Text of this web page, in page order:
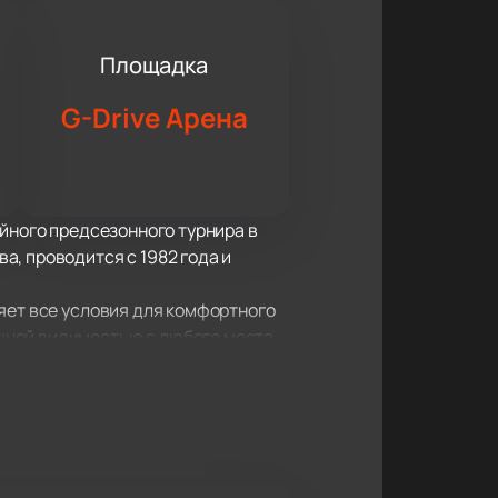
Площадка
G-Drive Арена
предсезонного турнира в
проводится с 1982 года и
все условия для комфортного
видимостью с любого места.